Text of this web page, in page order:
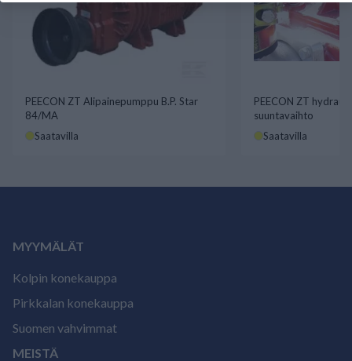
PEECON ZT Alipainepumppu B.P. Star
84/MA
Saatavilla
PEECON ZT
suuntavaihto
Saatavilla
MYYMÄLÄT
Kolpin konekauppa
Pirkkalan konekauppa
Suomen vahvimmat
MEISTÄ